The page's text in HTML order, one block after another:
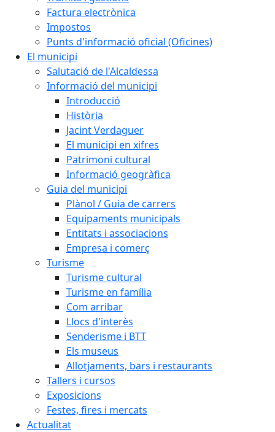
Factura electrònica
Impostos
Punts d'informació oficial (Oficines)
El municipi
Salutació de l'Alcaldessa
Informació del municipi
Introducció
Història
Jacint Verdaguer
El municipi en xifres
Patrimoni cultural
Informació geogràfica
Guia del municipi
Plànol / Guia de carrers
Equipaments municipals
Entitats i associacions
Empresa i comerç
Turisme
Turisme cultural
Turisme en família
Com arribar
Llocs d'interès
Senderisme i BTT
Els museus
Allotjaments, bars i restaurants
Tallers i cursos
Exposicions
Festes, fires i mercats
Actualitat